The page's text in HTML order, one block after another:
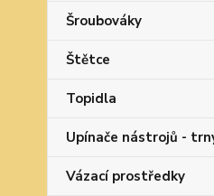
Šroubováky
Štětce
Topidla
Upínače nástrojů -
Vázací prostředky